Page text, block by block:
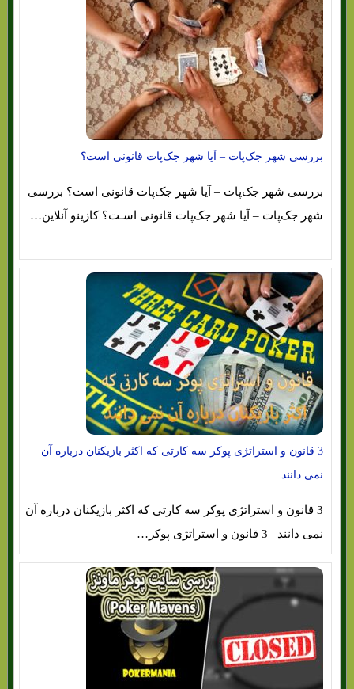
بررسی شهر جک‌پات – آیا شهر جک‌پات قانونی است؟
بررسی شهر جک‌پات – آیا شهر جک‌پات قانونی است؟ بررسی
شهر جک‌پات – آیا شهر جک‌پات قانونی اسـت؟ کازینو آنلاین…
3 قانون و استراتژی پوکر سه کارتی که اکثر بازیکنان درباره آن
نمی دانند
3 قانون و استراتژی پوکر سه کارتی که اکثر بازیکنان درباره آن
نمی دانند 3 قانون و استراتژی پوکر…